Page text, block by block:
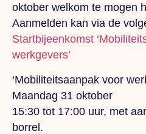
oktober welkom te mogen
Aanmelden kan via de
Startbijeenkomst
werkgevers’
‘Mobiliteitsaanpak voor
Maandag 31 oktober
15:30 tot 17:00 uur, met
borrel.